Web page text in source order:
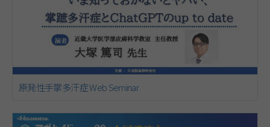
原発性手掌多汗症 Web Seminar